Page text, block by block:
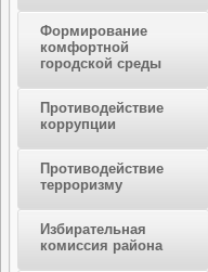
Формирование
комфортной
городской среды
Противодействие
коррупции
Противодействие
терроризму
Избирательная
комиссия района